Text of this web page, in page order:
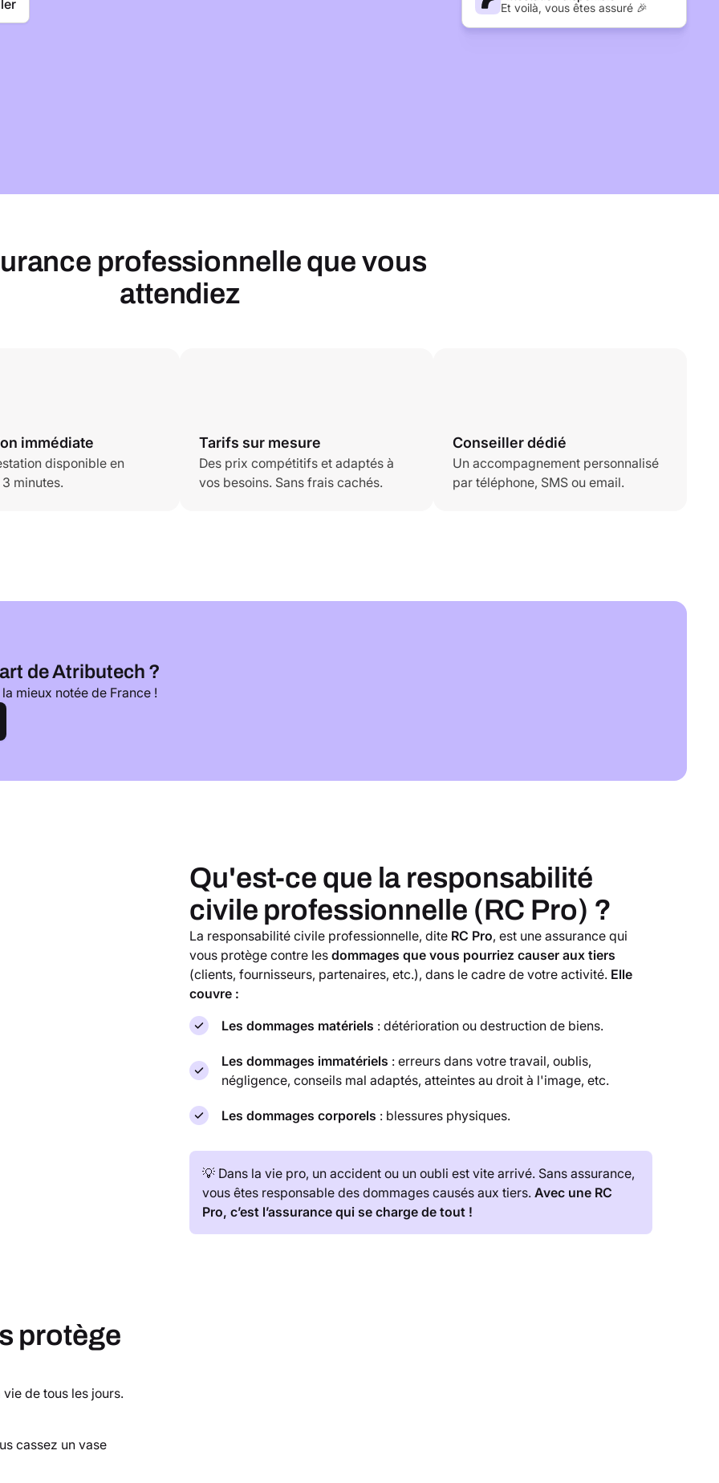
Et voilà, vous êtes assuré 🎉
professionnelle que vous
attendiez
immédiate
disponible en
minutes.
Tarifs sur mesure
Des prix compétitifs et adaptés à
vos besoins. Sans frais cachés.
Conseiller dédié
Un accompagnement personnalisé
par téléphone, SMS ou email.
de Atributech ?
mieux notée de France !
Qu'est-ce que la responsabilité
civile professionnelle (RC Pro) ?
La responsabilité civile professionnelle, dite RC Pro, est une assurance qui
vous protège contre les dommages que vous pourriez causer aux tiers
(clients, fournisseurs, partenaires, etc.), dans le cadre de votre activité. Elle
couvre :
Les dommages matériels : détérioration ou destruction de biens.
Les dommages immatériels : erreurs dans votre travail, oublis,
négligence, conseils mal adaptés, atteintes au droit à l'image, etc.
Les dommages corporels : blessures physiques.
💡 Dans la vie pro, un accident ou un oubli est vite arrivé. Sans assurance,
vous êtes responsable des dommages causés aux tiers. Avec une RC
Pro, c’est l’assurance qui se charge de tout !
protège
de tous les jours.
cassez un vase